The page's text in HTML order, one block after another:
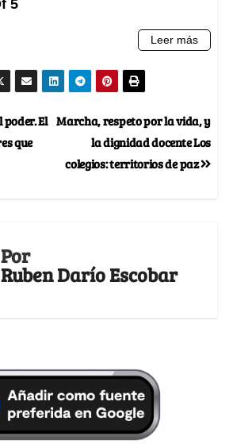
Marcha, respeto por la vida, y
la dignidad docente Los
colegios: territorios de paz
El
que
Por
Ruben Darío Escobar